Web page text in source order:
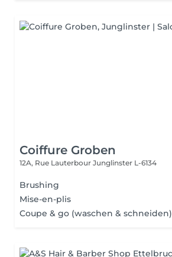
Coiffure Groben
12A, Rue Lauterbour Junglinster L-6134
Brushing
Mise-en-plis
Coupe & go (waschen & schneiden)